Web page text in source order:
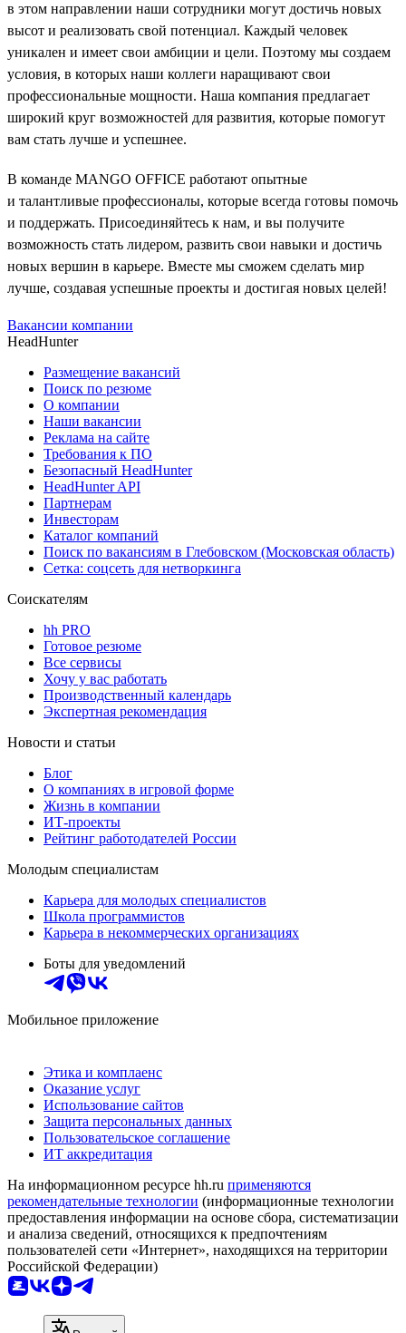
в этом направлении наши сотрудники могут достичь новых
высот и реализовать свой потенциал. Каждый человек
уникален и имеет свои амбиции и цели. Поэтому мы создаем
условия, в которых наши коллеги наращивают свои
профессиональные мощности. Наша компания предлагает
широкий круг возможностей для развития, которые помогут
вам стать лучше и успешнее.
В команде MANGO OFFICE работают опытные
и талантливые профессионалы, которые всегда готовы помочь
и поддержать. Присоединяйтесь к нам, и вы получите
возможность стать лидером, развить свои навыки и достичь
новых вершин в карьере. Вместе мы сможем сделать мир
лучше, создавая успешные проекты и достигая новых целей!
Вакансии компании
HeadHunter
Размещение вакансий
Поиск по резюме
О компании
Наши вакансии
Реклама на сайте
Требования к ПО
Безопасный HeadHunter
HeadHunter API
Партнерам
Инвесторам
Каталог компаний
Поиск по вакансиям в Глебовском (Московская область)
Сетка: соцсеть для нетворкинга
Соискателям
hh PRO
Готовое резюме
Все сервисы
Хочу у вас работать
Производственный календарь
Экспертная рекомендация
Новости и статьи
Блог
О компаниях в игровой форме
Жизнь в компании
ИТ-проекты
Рейтинг работодателей России
Молодым специалистам
Карьера для молодых специалистов
Школа программистов
Карьера в некоммерческих организациях
Боты для уведомлений
Мобильное приложение
Этика и комплаенс
Оказание услуг
Использование сайтов
Защита персональных данных
Пользовательское соглашение
ИТ аккредитация
На информационном ресурсе hh.ru применяются
рекомендательные технологии (информационные технологии
предоставления информации на основе сбора, систематизации
и анализа сведений, относящихся к предпочтениям
пользователей сети «Интернет», находящихся на территории
Российской Федерации)